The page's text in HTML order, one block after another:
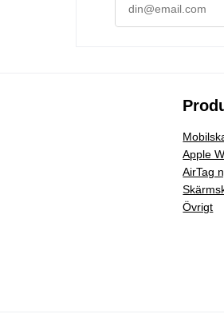
Apple
AirTag
Övrigt